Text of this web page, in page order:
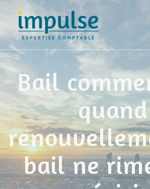
Bail
quand
bail ne